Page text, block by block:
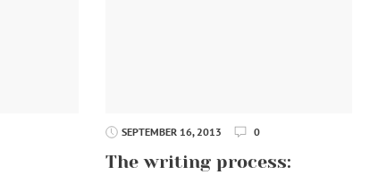
SEPTEMBER 16, 2013 0
The writing process: